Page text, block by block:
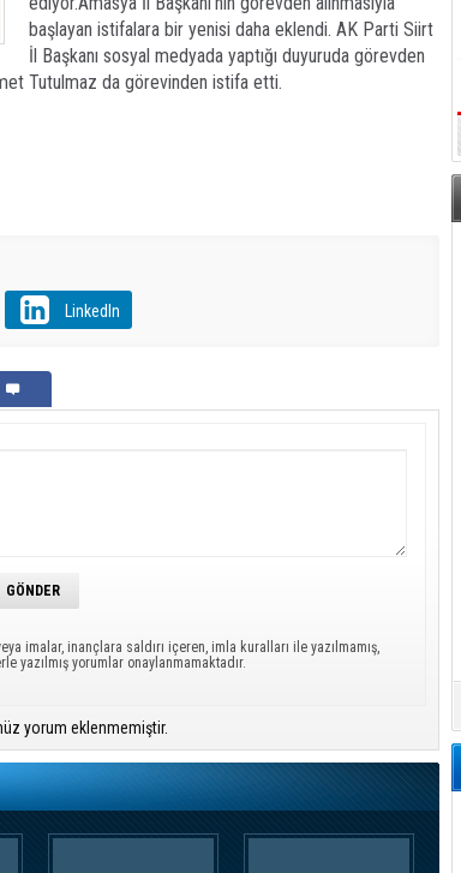
başlayan istifalara bir yenisi daha eklendi. AK Parti Siirt
İl Başkanı sosyal medyada yaptığı duyuruda görevden
Tutulmaz da görevinden istifa etti.
LinkedIn
imalar, inançlara saldırı içeren, imla kuralları ile yazılmamış,
yazılmış yorumlar onaylanmamaktadır.
yorum eklenmemiştir.